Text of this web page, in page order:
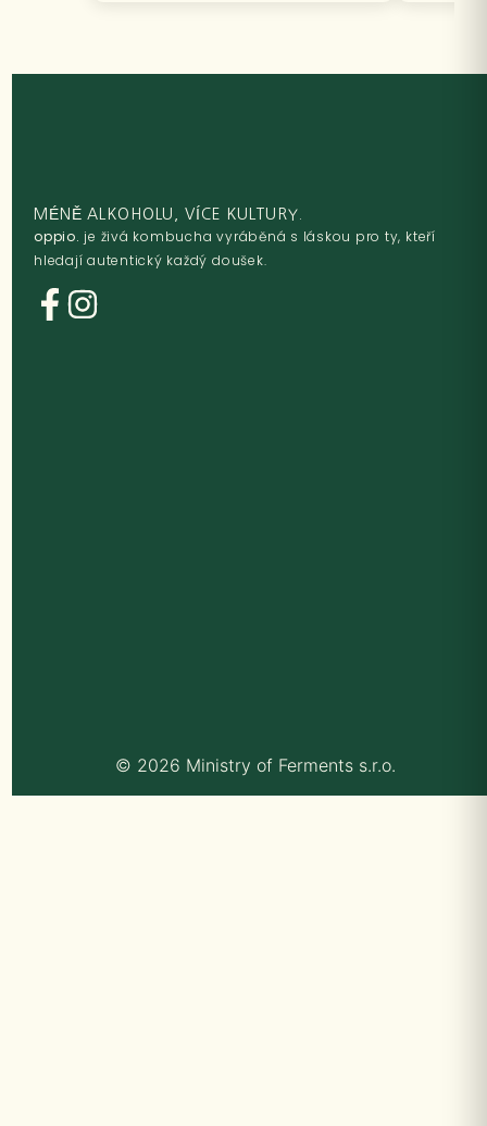
MÉNĚ ALKOHOLU, VÍCE KULTURY.
oppio. je živá kombucha vyráběná s láskou pro ty, kteří
hledají autentický každý doušek.
© 2026 Ministry of Ferments s.r.o.